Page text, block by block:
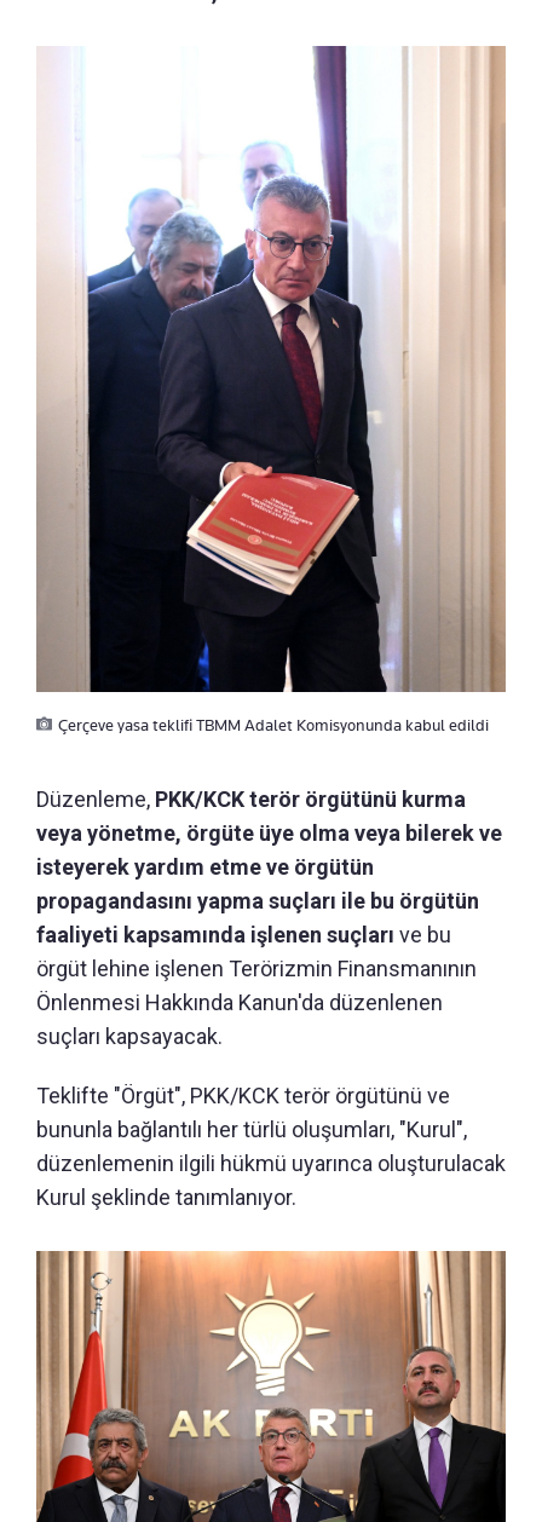
Çerçeve yasa teklifi TBMM Adalet Komisyonunda kabul edildi
Düzenleme, PKK/KCK terör örgütünü kurma
veya yönetme, örgüte üye olma veya bilerek ve
isteyerek yardım etme ve örgütün
propagandasını yapma suçları ile bu örgütün
faaliyeti kapsamında işlenen suçları ve bu
örgüt lehine işlenen Terörizmin Finansmanının
Önlenmesi Hakkında Kanun'da düzenlenen
suçları kapsayacak.
Teklifte "Örgüt", PKK/KCK terör örgütünü ve
bununla bağlantılı her türlü oluşumları, "Kurul",
düzenlemenin ilgili hükmü uyarınca oluşturulacak
Kurul şeklinde tanımlanıyor.